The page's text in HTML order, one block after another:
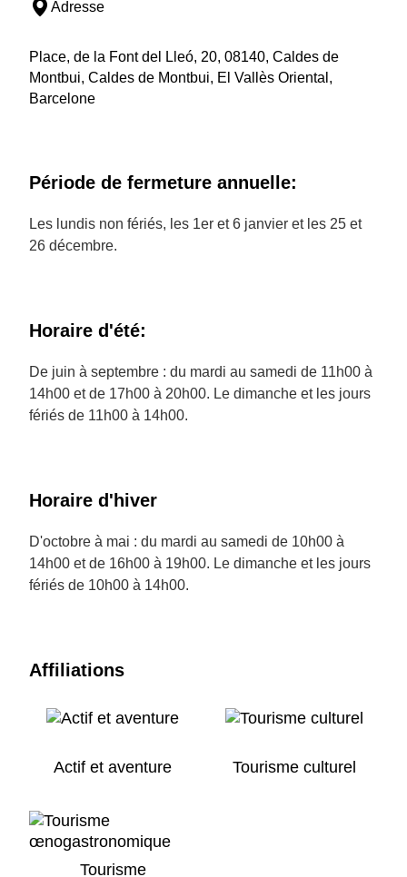
Adresse
Place, de la Font del Lleó, 20, 08140, Caldes de
Montbui, Caldes de Montbui, El Vallès Oriental,
Barcelone
Période de fermeture annuelle:
Les lundis non fériés, les 1er et 6 janvier et les 25 et
26 décembre.
Horaire d'été:
De juin à septembre : du mardi au samedi de 11h00 à
14h00 et de 17h00 à 20h00. Le dimanche et les jours
fériés de 11h00 à 14h00.
Horaire d'hiver
D'octobre à mai : du mardi au samedi de 10h00 à
14h00 et de 16h00 à 19h00. Le dimanche et les jours
fériés de 10h00 à 14h00.
Affiliations
Actif et aventure Tourisme culturel
Tourisme